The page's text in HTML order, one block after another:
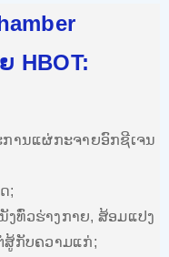
HBOT:
ການແຜ່ກະຈາຍອົກຊີເຈນ
;
ທົ່ວຮ່າງກາຍ, ສ້ອມແປງ
ສູ້ກັບຄວາມແກ່;